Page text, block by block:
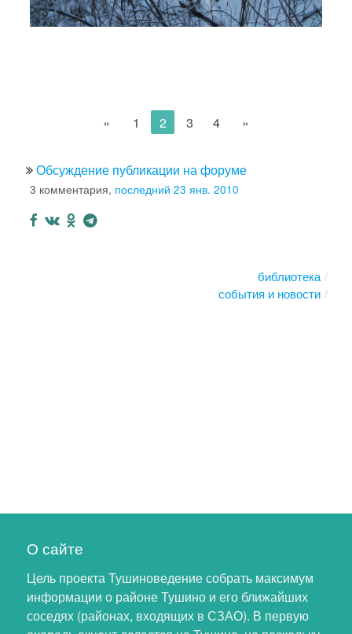
« 1 2 3 4 »
Обсуждение публикации на форуме
3 комментария, последний 23 янв. 2010
библиотека
события и новости
О сайте
Цель проекта Тушиноведение собрать максимум
информации о районе Тушино и его ближайших
соседях (районах, входящих в СЗАО). В первую